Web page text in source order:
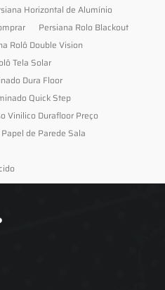
Horizontal de Alumínio
Persiana Rolo Blackout
Rolô Double Vision
Tela Solar
Dura Floor
Quick Step
Vinilico Durafloor Preço
de Parede Sala